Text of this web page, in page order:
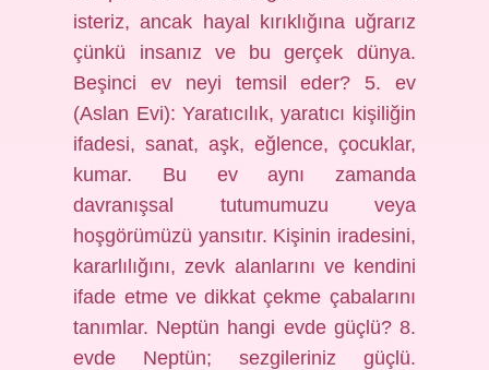
isteriz, ancak hayal kırıklığına uğrarız
çünkü insanız ve bu gerçek dünya.
Beşinci ev neyi temsil eder? 5. ev
(Aslan Evi): Yaratıcılık, yaratıcı kişiliğin
ifadesi, sanat, aşk, eğlence, çocuklar,
kumar. Bu ev aynı zamanda
davranışsal tutumumuzu veya
hoşgörümüzü yansıtır. Kişinin iradesini,
kararlılığını, zevk alanlarını ve kendini
ifade etme ve dikkat çekme çabalarını
tanımlar. Neptün hangi evde güçlü? 8.
evde Neptün; sezgileriniz güçlü.